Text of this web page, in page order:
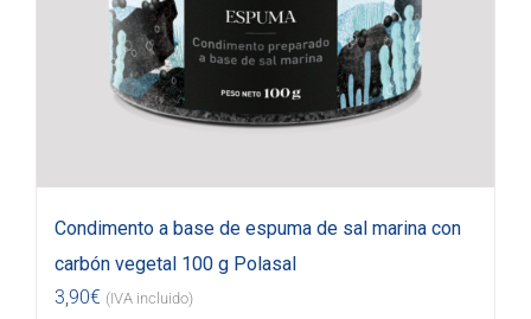
Condimento a base de espuma de sal marina con
carbón vegetal 100 g Polasal
3,90€ (IVA incluido)